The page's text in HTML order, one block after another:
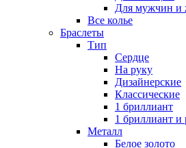
Для мужчин и
Все колье
Браслеты
Тип
Сердце
На руку
Дизайнерские
Классические
1 бриллиант
1 бриллиант и
Металл
Белое золото